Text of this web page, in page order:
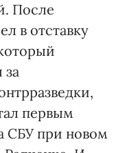
После
в отставку
за
первым
СБУ при новом